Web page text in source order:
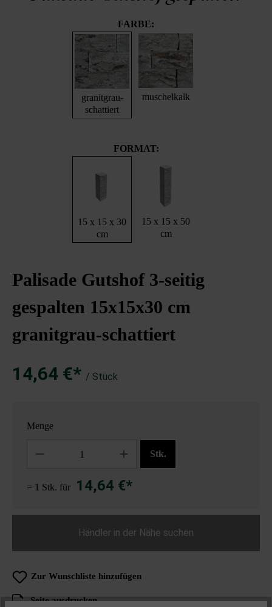
FARBE:
granitgrau-
schattiert
muschelkalk
FORMAT:
15 x 15 x 30
cm
15 x 15 x 50
cm
Palisade Gutshof 3-seitig
gespalten 15x15x30 cm
granitgrau-schattiert
14,64 €* / Stück
Menge
Stk.
= 1 Stk. für 14,64 €*
Händler in der Nähe suchen
Zur Wunschliste hinzufügen
Seite ausdrucken